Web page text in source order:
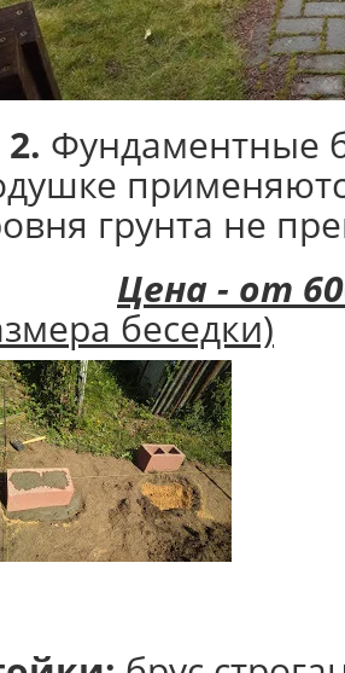
Фундаментные
грунта не
Цена - от
беседки)